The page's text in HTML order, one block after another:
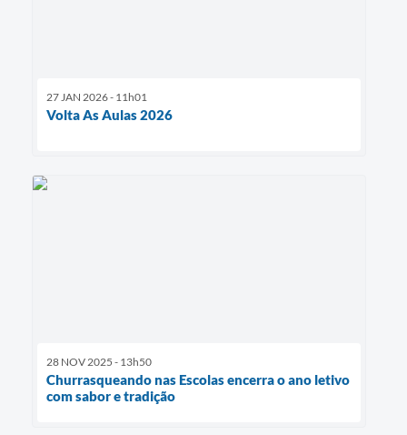
27 JAN 2026 - 11h01
Volta As Aulas 2026
28 NOV 2025 - 13h50
Churrasqueando nas Escolas encerra o ano letivo
com sabor e tradição